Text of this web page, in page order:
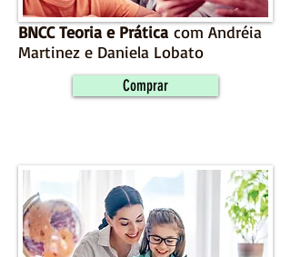
BNCC Teoria e Prática com Andréia
Martinez e Daniela Lobato
Comprar